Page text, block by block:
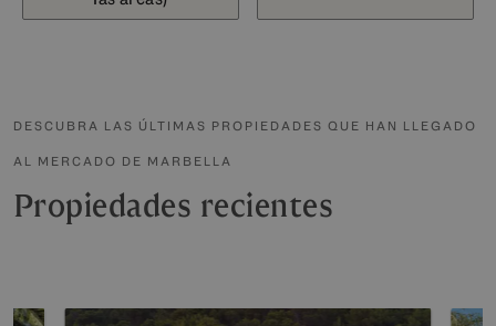
DESCUBRA LAS ÚLTIMAS PROPIEDADES QUE HAN LLEGADO
AL MERCADO DE MARBELLA
Propiedades recientes